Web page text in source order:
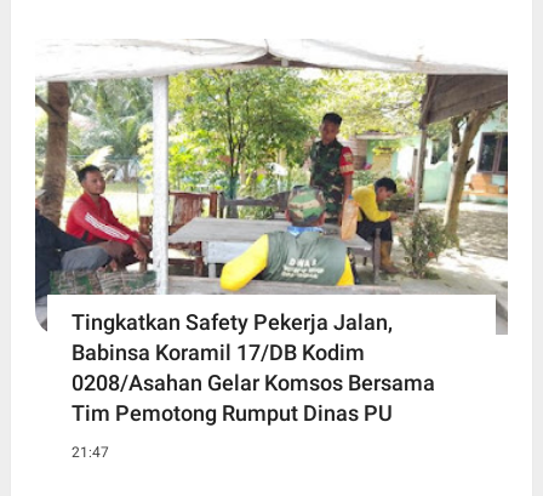
Tingkatkan Safety Pekerja Jalan,
Babinsa Koramil 17/DB Kodim
0208/Asahan Gelar Komsos Bersama
Tim Pemotong Rumput Dinas PU
21:47